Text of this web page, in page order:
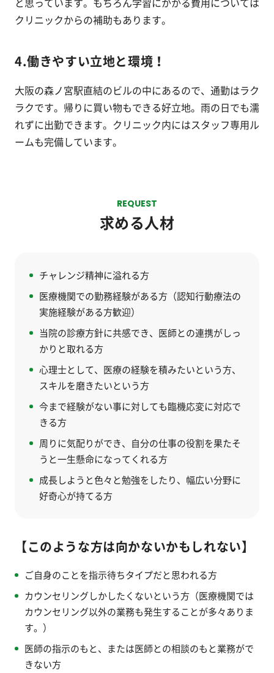
クリニックからの補助もあります。
4.働きやすい立地と環境！
大阪の森ノ宮駅直結のビルの中にあるので、通勤はラク
ラクです。帰りに買い物もできる好立地。雨の日でも濡
れずに出勤できます。クリニック内にはスタッフ専用ル
ームも完備しています。
REQUEST
求める人材
チャレンジ精神に溢れる方
医療機関での勤務経験がある方（認知行動療法の
実施経験がある方歓迎）
当院の診療方針に共感でき、医師との連携がしっ
かりと取れる方
心理士として、医療の経験を積みたいという方、
スキルを磨きたいという方
今まで経験がない事に対しても臨機応変に対応で
きる方
周りに気配りができ、自分の仕事の役割を果たそ
うと一生懸命になってくれる方
成長しようと色々と勉強をしたり、幅広い分野に
好奇心が持てる方
【このような方は向かないかもしれない】
ご自身のことを指示待ちタイプだと思われる方
カウンセリングしかしたくないという方（医療機関では
カウンセリング以外の業務も発生することが多々ありま
す。）
医師の指示のもと、または医師との相談のもと業務がで
きない方